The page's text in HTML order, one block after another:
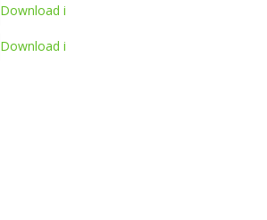
Download i
Download i